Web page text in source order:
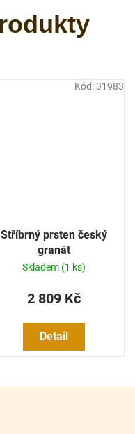
Stříbrný prsten český
granát
Skladem (1 ks)
2 809 Kč
Detail
Kód:31983